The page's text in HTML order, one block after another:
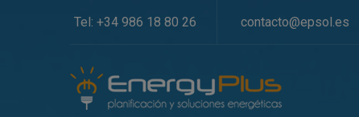
Tel: +34 986 18 80 26 contacto@epsol.es